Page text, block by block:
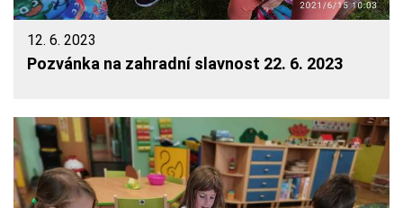
12. 6. 2023
Pozvánka na zahradní slavnost 22. 6. 2023